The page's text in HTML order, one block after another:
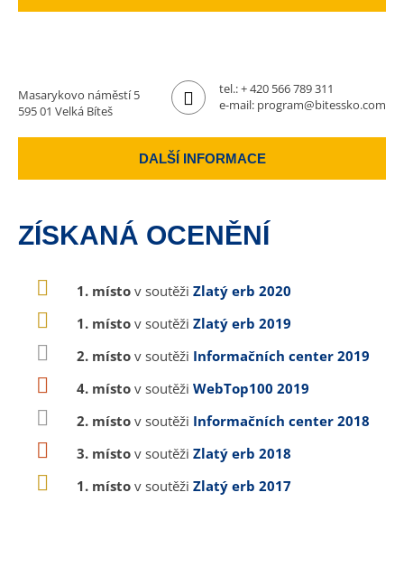
Masarykovo náměstí 5
595 01 Velká Bíteš
tel.:+ 420 566 789 311
e-mail: program@bitessko.com
DALŠÍ INFORMACE
ZÍSKANÁ OCENĚNÍ
1. místo v soutěži Zlatý erb 2020
1. místo v soutěži Zlatý erb 2019
2. místo v soutěži Informačních center 2019
4. místo v soutěži WebTop100 2019
2. místo v soutěži Informačních center 2018
3. místo v soutěži Zlatý erb 2018
1. místo v soutěži Zlatý erb 2017